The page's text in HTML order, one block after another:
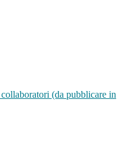
(da pubblicare in